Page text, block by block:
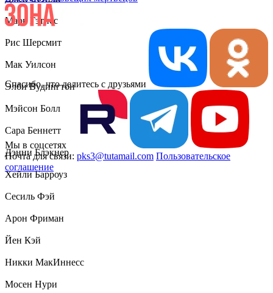
Марк Гэтисс
Рис Шерсмит
Мак Уилсон
Элби Вудингтон
Мэйсон Болл
Сара Беннетт
Дэнни Блэкнер
Хейли Барроуз
Сесиль Фэй
Арон Фриман
Йен Кэй
Никки МакИннесс
Мосен Нури
Спасибо, что делитесь с друзьями
Мы в соцсетях
Почта для связи: pks3@tutamail.com Пользовательское
соглашение